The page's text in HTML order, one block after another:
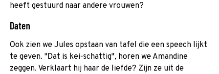
heeft gestuurd naar andere vrouwen?
Daten
Ook zien we Jules opstaan van tafel die een speech lijkt
te geven. "Dat is kei-schattig", horen we Amandine
zeggen. Verklaart hij haar de liefde? Zijn ze uit de